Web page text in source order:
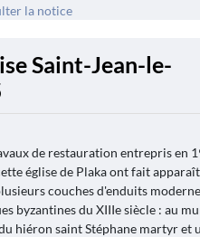
la notice
Saint-Jean-le-
de restauration entrepris en
église de Plaka ont fait
couches d'enduits
byzantines du XIIIe siècle : au
hiéron saint Stéphane martyr et